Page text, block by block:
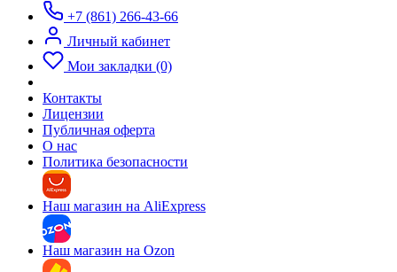
+7 (861) 266-43-66
Личный кабинет
Мои закладки (0)
Контакты
Лицензии
Публичная оферта
О нас
Политика безопасности
Наш магазин на AliExpress
Наш магазин на Ozon